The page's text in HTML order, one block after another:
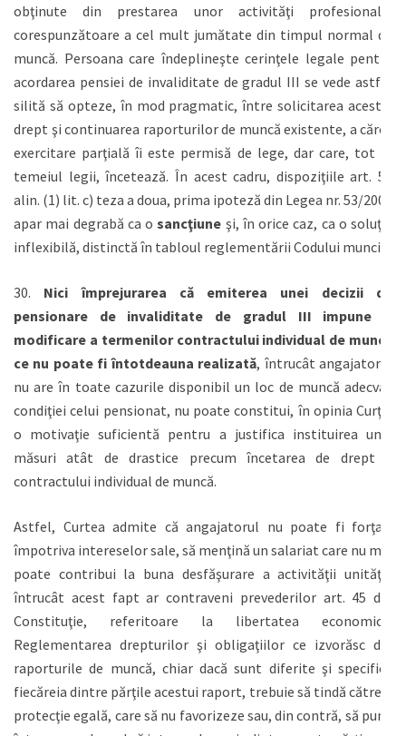
obţinute din prestarea unor activităţi profesionale,
corespunzătoare a cel mult jumătate din timpul normal de
muncă. Persoana care îndeplineşte cerinţele legale pentru
acordarea pensiei de invaliditate de gradul III se vede astfel
silită să opteze, în mod pragmatic, între solicitarea acestui
drept şi continuarea raporturilor de muncă existente, a căror
exercitare parţială îi este permisă de lege, dar care, tot în
temeiul legii, încetează. În acest cadru, dispoziţiile art. 56
alin. (1) lit. c) teza a doua, prima ipoteză din Legea nr. 53/2003
apar mai degrabă ca osancţiune şi, în orice caz, ca o soluţie
inflexibilă, distinctă în tabloul reglementării Codului muncii.
30. Nici împrejurarea că emiterea unei decizii de
pensionare de invaliditate de gradul III impune o
modificare a termenilor contractului individual de muncă
ce nu poate fi întotdeauna realizată, întrucât angajatorul
nu are în toate cazurile disponibil un loc de muncă adecvat
condiţiei celui pensionat, nu poate constitui, în opinia Curţii,
o motivaţie suficientă pentru a justifica instituirea unei
măsuri atât de drastice precum încetarea de drept a
contractului individual de muncă.
Astfel, Curtea admite că angajatorul nu poate fi forţat,
împotriva intereselor sale, să menţină un salariat care nu mai
poate contribui la buna desfăşurare a activităţii unităţii,
întrucât acest fapt ar contraveni prevederilor art. 45 din
Constituţie, referitoare la libertatea economică.
Reglementarea drepturilor şi obligaţiilor ce izvorăsc din
raporturile de muncă, chiar dacă sunt diferite şi specifice
fiecăreia dintre părţile acestui raport, trebuie să tindă către o
protecţie egală, care să nu favorizeze sau, din contră, să pună